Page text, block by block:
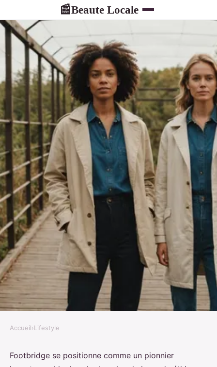
📰Beaute Locale
LIFESTYLE
Mode durable : comment
Accueil›Lifestyle
Footbridge se positionne comme un pionnier